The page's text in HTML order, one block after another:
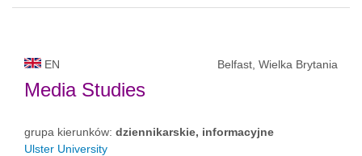
EN Belfast, Wielka Brytania
Media Studies
grupa kierunków: dziennikarskie, informacyjne
Ulster University